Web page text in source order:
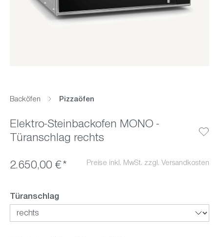
Backöfen Pizzaöfen
Elektro-Steinbackofen MONO -
Türanschlag rechts
2.650,00 €* Preise inkl. MwSt. zzgl. Versandkosten
Türanschlag